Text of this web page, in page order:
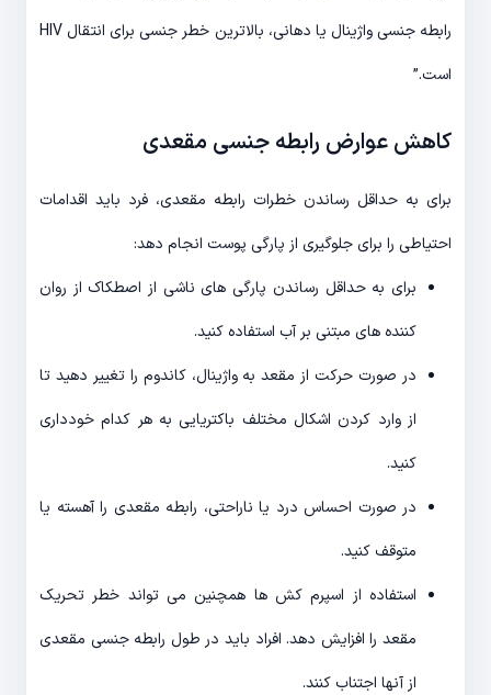
رابطه جنسی واژینال یا دهانی، بالاترین خطر جنسی برای انتقال HIV
است.”
کاهش عوارض رابطه جنسی مقعدی
برای به حداقل رساندن خطرات رابطه مقعدی، فرد باید اقدامات
احتیاطی را برای جلوگیری از پارگی پوست انجام دهد:
برای به حداقل رساندن پارگی های ناشی از اصطکاک از روان
کننده های مبتنی بر آب استفاده کنید.
در صورت حرکت از مقعد به واژینال، کاندوم را تغییر دهید تا
از وارد کردن اشکال مختلف باکتریایی به هر کدام خودداری
کنید.
در صورت احساس درد یا ناراحتی، رابطه مقعدی را آهسته یا
متوقف کنید.
استفاده از اسپرم کش ها همچنین می تواند خطر تحریک
مقعد را افزایش دهد. افراد باید در طول رابطه جنسی مقعدی
از آنها اجتناب کنند.